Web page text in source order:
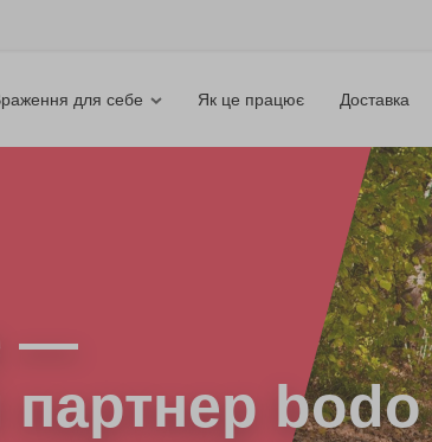
для себе Як це працює Доставка
—
партнер bodo